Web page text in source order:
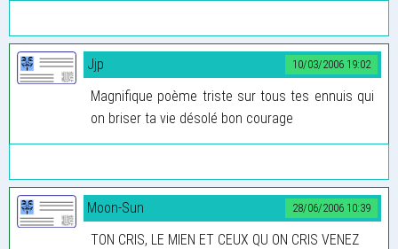
10/03/2006 19:02
Jjp
Magnifique poème triste sur tous tes ennuis qui
on briser ta vie désolé bon courage
28/06/2006 10:39
Moon-Sun
TON CRIS, LE MIEN ET CEUX QU ON CRIS VENEZ